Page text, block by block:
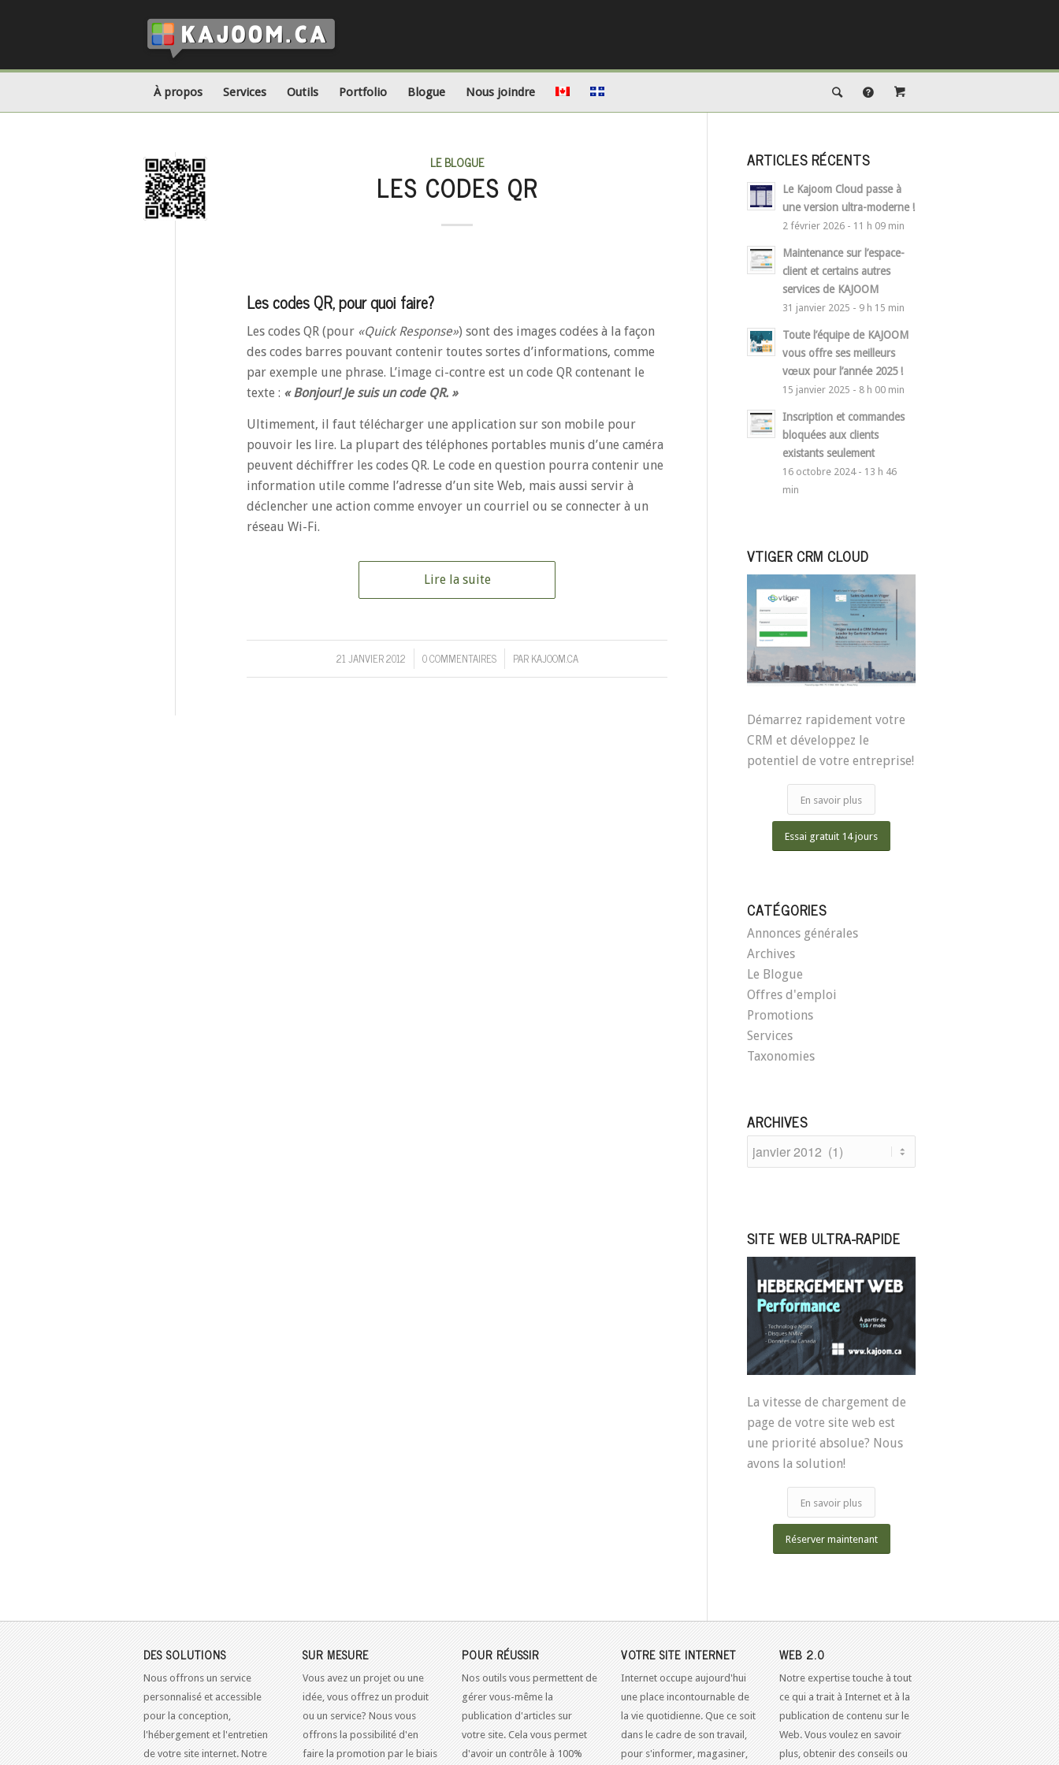
À propos Services Outils Portfolio Blogue Nous joindre
LE BLOGUE
LES CODES QR
Les codes QR, pour quoi faire?
Les codes QR (pour «Quick Response») sont des images codées à la façon
des codes barres pouvant contenir toutes sortes d’informations, comme
par exemple une phrase. L’image ci-contre est un code QR contenant le
texte : « Bonjour! Je suis un code QR. »
Ultimement, il faut télécharger une application sur son mobile pour
pouvoir les lire. La plupart des téléphones portables munis d’une caméra
peuvent déchiffrer les codes QR. Le code en question pourra contenir une
information utile comme l’adresse d’un site Web, mais aussi servir à
déclencher une action comme envoyer un courriel ou se connecter à un
réseau Wi-Fi.
Lire la suite
21 JANVIER 2012
/ 0 COMMENTAIRES
/ PARKAJOOM.CA
ARTICLES RÉCENTS
Le Kajoom Cloud passe à
une version ultra-moderne !
2 février 2026 - 11 h 09 min
Maintenance sur l’espace-
client et certains autres
services de KAJOOM
31 janvier 2025 - 9 h 15 min
Toute l’équipe de KAJOOM
vous offre ses meilleurs
vœux pour l’année 2025 !
15 janvier 2025 - 8 h 00 min
Inscription et commandes
bloquées aux clients
existants seulement
16 octobre 2024 - 13 h 46
min
VTIGER CRM CLOUD
Démarrez rapidement votre
CRM et développez le
potentiel de votre entreprise!
En savoir plus
Essai gratuit 14 jours
CATÉGORIES
Annonces générales
Archives
Le Blogue
Offres d'emploi
Promotions
Services
Taxonomies
ARCHIVES
SITE WEB ULTRA-RAPIDE
La vitesse de chargement de
page de votre site web est
une priorité absolue? Nous
avons la solution!
En savoir plus
Réserver maintenant
DES SOLUTIONS
Nous offrons un service
personnalisé et accessible
pour la conception,
l'hébergement et l'entretien
de votre site internet. Notre
SUR MESURE
Vous avez un projet ou une
idée, vous offrez un produit
ou un service? Nous vous
offrons la possibilité d'en
faire la promotion par le biais
POUR RÉUSSIR
Nos outils vous permettent de
gérer vous-même la
publication d'articles sur
votre site. Cela vous permet
d'avoir un contrôle à 100%
VOTRE SITE INTERNET
Internet occupe aujourd'hui
une place incontournable de
la vie quotidienne. Que ce soit
dans le cadre de son travail,
pour s'informer, magasiner,
WEB 2.0
Notre expertise touche à tout
ce qui a trait à Internet et à la
publication de contenu sur le
Web. Vous voulez en savoir
plus, obtenir des conseils ou